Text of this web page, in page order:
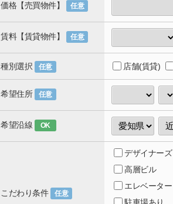
価格【売買物件】 任意
賃料【賃貸物件】 任意
種別選択 任意 店舗(賃貸)
希望住所 任意
希望沿線 OK
こだわり条件 任意
デザイナーズ
高層ビル
エレベーター